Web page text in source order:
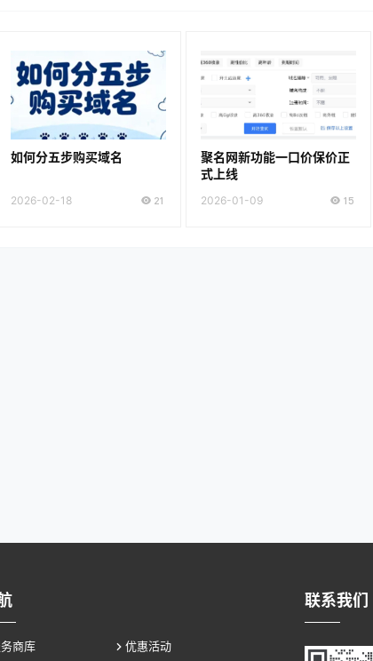
如何分五步购买域名
2026-02-18 21
聚名网新功能一口价保价正
式上线
2026-01-09 15
商库 优惠活动
联系我们